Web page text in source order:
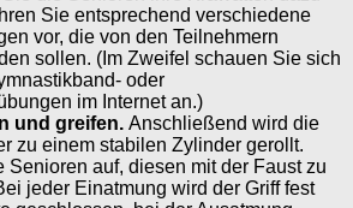
Sie entsprechend verschiedene
vor, die von den Teilnehmern
sollen. (Im Zweifel schauen Sie sich
oder
im Internet an.)
und greifen. Anschließend wird die
zu einem stabilen Zylinder gerollt.
Senioren auf, diesen mit der Faust zu
jeder Einatmung wird der Griff fest